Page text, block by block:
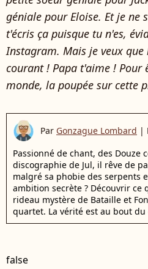
géniale pour Eloise. Et je ne
t'écris ça puisque tu n'es,
Instagram. Mais je veux
courant ! Papa t'aime ! Pour
monde, la poupée sur cette
Par Gonzague Lombard |
Passionné de chant, des Douze
discographie de Jul, il rêve de
malgré sa phobie des serpents
ambition secrète ? Découvrir ce
rideau mystère de Bataille et
quartet. La vérité est au bout
false